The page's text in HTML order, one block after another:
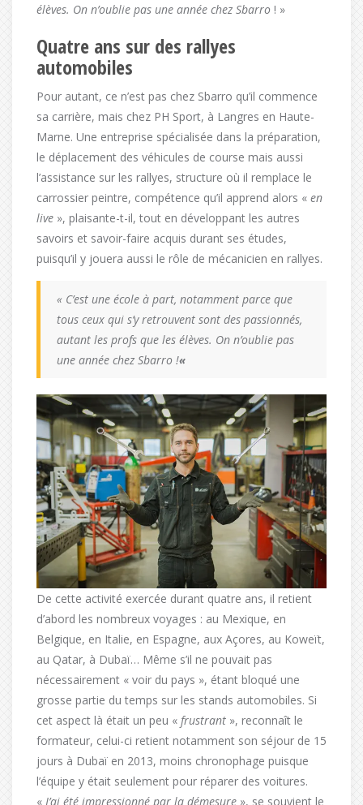
élèves. On n’oublie pas une année chez Sbarro ! »
Quatre ans sur des rallyes
automobiles
Pour autant, ce n’est pas chez Sbarro qu’il commence
sa carrière, mais chez PH Sport, à Langres en Haute-
Marne. Une entreprise spécialisée dans la préparation,
le déplacement des véhicules de course mais aussi
l’assistance sur les rallyes, structure où il remplace le
carrossier peintre, compétence qu’il apprend alors « en
live », plaisante-t-il, tout en développant les autres
savoirs et savoir-faire acquis durant ses études,
puisqu’il y jouera aussi le rôle de mécanicien en rallyes.
« C’est une école à part, notamment parce que
tous ceux qui s’y retrouvent sont des passionnés,
autant les profs que les élèves. On n’oublie pas
une année chez Sbarro !«
De cette activité exercée durant quatre ans, il retient
d’abord les nombreux voyages : au Mexique, en
Belgique, en Italie, en Espagne, aux Açores, au Koweït,
au Qatar, à Dubaï… Même s’il ne pouvait pas
nécessairement « voir du pays », étant bloqué une
grosse partie du temps sur les stands automobiles. Si
cet aspect là était un peu « frustrant », reconnaît le
formateur, celui-ci retient notamment son séjour de 15
jours à Dubaï en 2013, moins chronophage puisque
l’équipe y était seulement pour réparer des voitures.
« J’ai été impressionné par la démesure », se souvient le